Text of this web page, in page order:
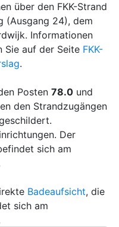
über den FKK-Strand
(Ausgang 24), dem
Informationen
Sie auf der Seite FKK-
.
Posten 78.0 und
den Strandzugängen
Der
sich am
Badeaufsicht, die
sich am